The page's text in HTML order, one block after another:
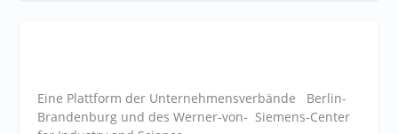
Eine Plattform der Unternehmensverbände Berlin-
Brandenburg und des Werner-von- Siemens-Center